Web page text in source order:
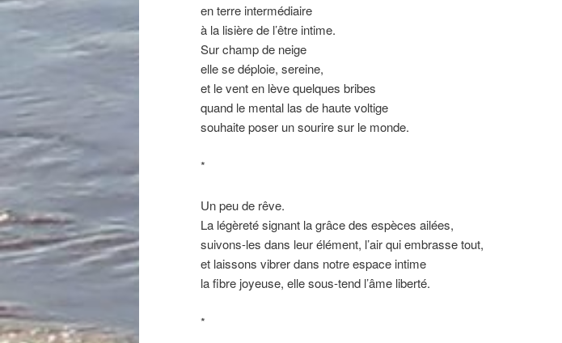
en terre intermédiaire
à la lisière de l’être intime.
Sur champ de neige
elle se déploie, sereine,
et le vent en lève quelques bribes
quand le mental las de haute voltige
souhaite poser un sourire sur le monde.
*
Un peu de rêve.
La légèreté signant la grâce des espèces ailées,
suivons-les dans leur élément, l’air qui embrasse tout,
et laissons vibrer dans notre espace intime
la fibre joyeuse, elle sous-tend l’âme liberté.
*